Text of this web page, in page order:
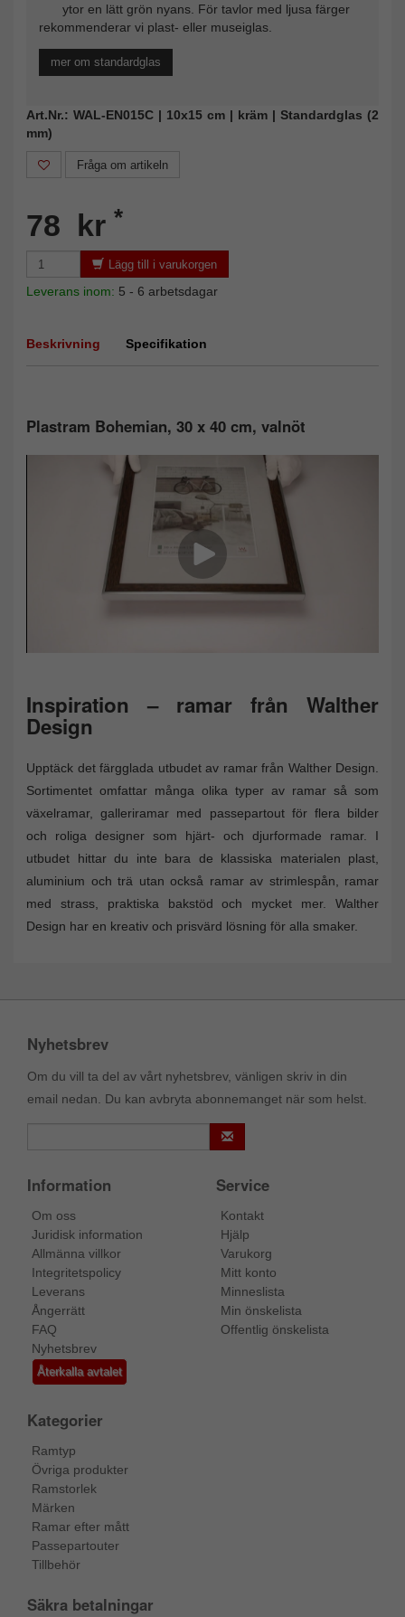
ytor en lätt grön nyans. För tavlor med ljusa färger
rekommenderar vi plast- eller museiglas.
mer om standardglas
Art.Nr.: WAL-EN015C | 10x15 cm | kräm | Standardglas (2
mm)
Fråga om artikeln
78 kr *
Lägg till i varukorgen
Leverans inom: 5 - 6 arbetsdagar
Beskrivning Specifikation
Plastram Bohemian, 30 x 40 cm, valnöt
Inspiration – ramar från Walther
Design
Upptäck det färgglada utbudet av ramar från Walther Design.
Sortimentet omfattar många olika typer av ramar så som
växelramar, galleriramar med passepartout för flera bilder
och roliga designer som hjärt- och djurformade ramar. I
utbudet hittar du inte bara de klassiska materialen plast,
aluminium och trä utan också ramar av strimlespån, ramar
med strass, praktiska bakstöd och mycket mer. Walther
Design har en kreativ och prisvärd lösning för alla smaker.
Nyhetsbrev
Om du vill ta del av vårt nyhetsbrev, vänligen skriv in din
email nedan. Du kan avbryta abonnemanget när som helst.
Information
Om oss
Juridisk information
Allmänna villkor
Integritetspolicy
Leverans
Ångerrätt
FAQ
Nyhetsbrev
Återkalla avtalet
Service
Kontakt
Hjälp
Varukorg
Mitt konto
Minneslista
Min önskelista
Offentlig önskelista
Kategorier
Ramtyp
Övriga produkter
Ramstorlek
Märken
Ramar efter mått
Passepartouter
Tillbehör
Säkra betalningar